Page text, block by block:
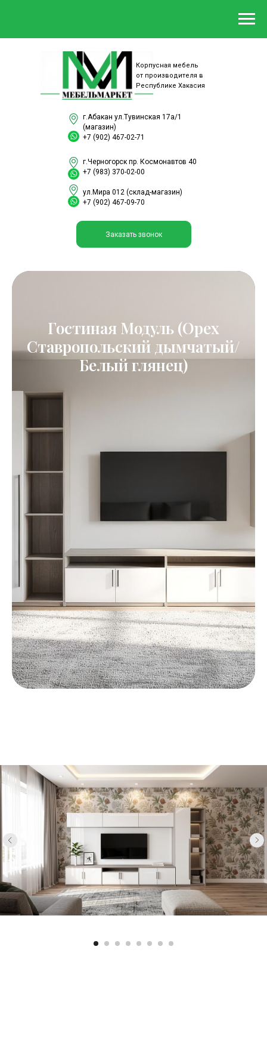
Корпусная мебель
от производителя в
Республике Хакасия
г.Абакан ул.Тувинская 17а/1
(магазин)
+7 (902) 467-02-71
г.Черногорск пр. Космонавтов 40
+7 (983) 370-02-00
ул.Мира 012 (склад-магазин)
+7 (902) 467-09-70
Заказать звонок
Гостиная Модуль (Орех
Ставропольский дымчатый/
Белый глянец)